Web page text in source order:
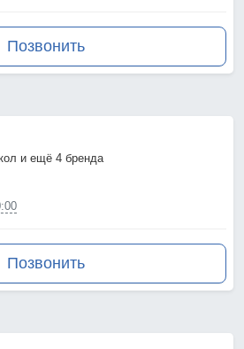
Позвонить
и ещё 4 бренда
Позвонить